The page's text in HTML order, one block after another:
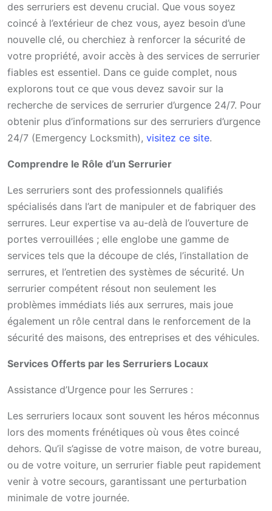
des serruriers est devenu crucial. Que vous soyez
coincé à l’extérieur de chez vous, ayez besoin d’une
nouvelle clé, ou cherchiez à renforcer la sécurité de
votre propriété, avoir accès à des services de serrurier
fiables est essentiel. Dans ce guide complet, nous
explorons tout ce que vous devez savoir sur la
recherche de services de serrurier d’urgence 24/7. Pour
obtenir plus d’informations sur des serruriers d’urgence
24/7 (Emergency Locksmith), visitez ce site.
Comprendre le Rôle d’un Serrurier
Les serruriers sont des professionnels qualifiés
spécialisés dans l’art de manipuler et de fabriquer des
serrures. Leur expertise va au-delà de l’ouverture de
portes verrouillées ; elle englobe une gamme de
services tels que la découpe de clés, l’installation de
serrures, et l’entretien des systèmes de sécurité. Un
serrurier compétent résout non seulement les
problèmes immédiats liés aux serrures, mais joue
également un rôle central dans le renforcement de la
sécurité des maisons, des entreprises et des véhicules.
Services Offerts par les Serruriers Locaux
Assistance d’Urgence pour les Serrures :
Les serruriers locaux sont souvent les héros méconnus
lors des moments frénétiques où vous êtes coincé
dehors. Qu’il s’agisse de votre maison, de votre bureau,
ou de votre voiture, un serrurier fiable peut rapidement
venir à votre secours, garantissant une perturbation
minimale de votre journée.